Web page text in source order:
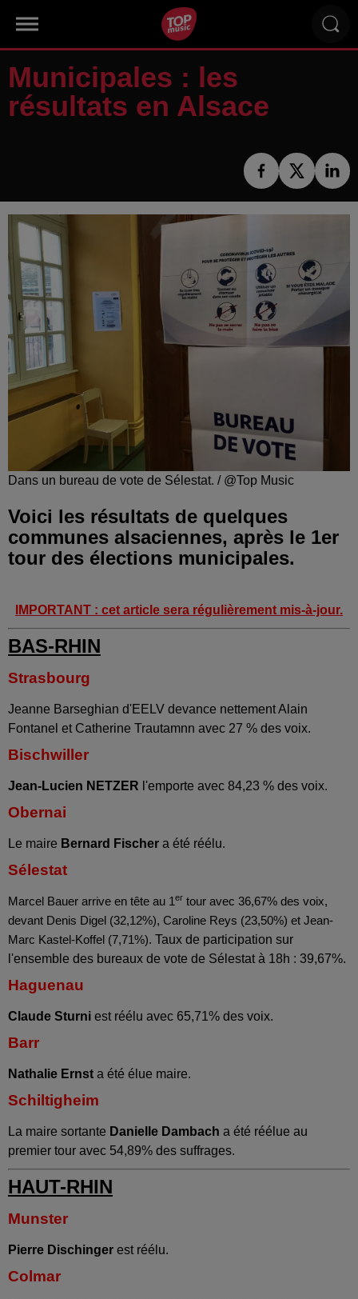
Municipales : les
résultats en Alsace
Dans un bureau de vote de Sélestat. / @Top Music
Voici les résultats de quelques
communes alsaciennes, après le 1er
tour des élections municipales.
IMPORTANT : cet article sera régulièrement mis-à-jour.
BAS-RHIN
Strasbourg
Jeanne Barseghian d'EELV devance nettement Alain
Fontanel et Catherine Trautamnn avec 27 % des voix.
Bischwiller
Jean-Lucien NETZER l'emporte avec 84,23 % des voix.
Obernai
Le maire Bernard Fischer a été réélu.
Sélestat
Marcel Bauer arrive en tête au 1er tour avec 36,67% des voix,
devant Denis Digel (32,12%), Caroline Reys (23,50%) et Jean-
Marc Kastel-Koffel (7,71%). Taux de participation sur
l'ensemble des bureaux de vote de Sélestat à 18h : 39,67%.
Haguenau
Claude Sturni est réélu avec 65,71% des voix.
Barr
Nathalie Ernst a été élue maire.
Schiltigheim
La maire sortante Danielle Dambach a été réélue au
premier tour avec 54,89% des suffrages.
HAUT-RHIN
Munster
Pierre Dischinger est réélu.
Colmar